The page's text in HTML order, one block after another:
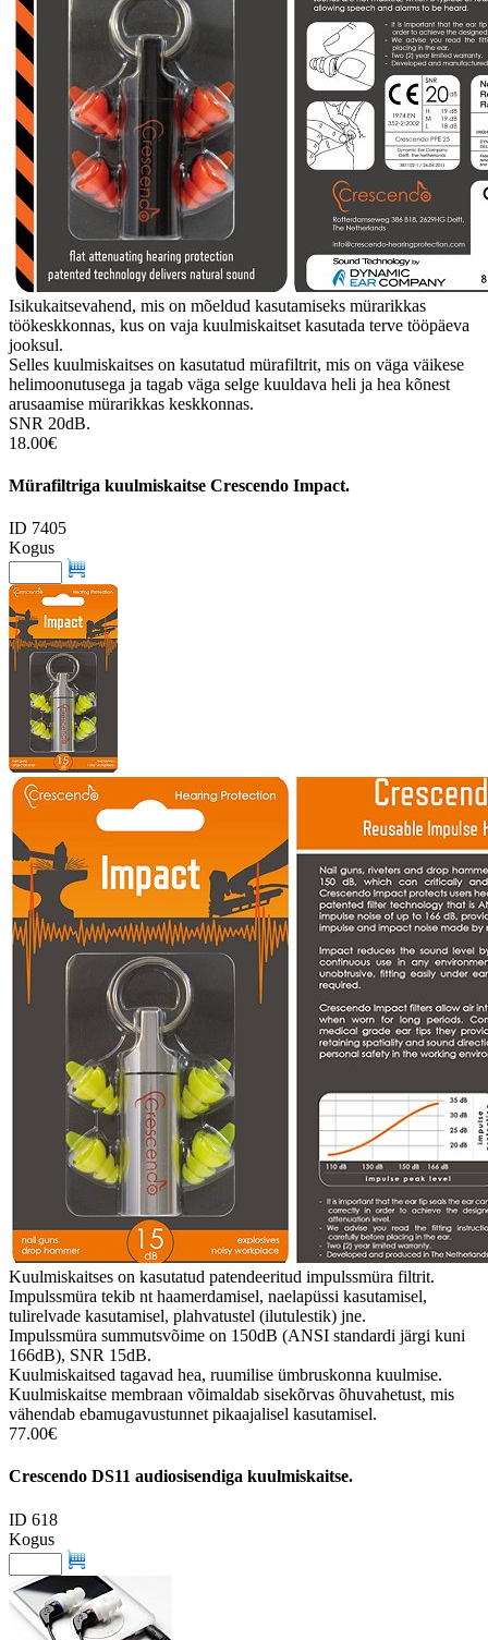
Isikukaitsevahend, mis on mõeldud kasutamiseks mürarikkas
töökeskkonnas, kus on vaja kuulmiskaitset kasutada terve tööpäeva
jooksul.
Selles kuulmiskaitses on kasutatud mürafiltrit, mis on väga väikese
helimoonutusega ja tagab väga selge kuuldava heli ja hea kõnest
arusaamise mürarikkas keskkonnas.
SNR 20dB.
18.00€
Mürafiltriga kuulmiskaitse Crescendo Impact.
ID 7405
Kogus
Kuulmiskaitses on kasutatud patendeeritud impulssmüra filtrit.
Impulssmüra tekib nt haamerdamisel, naelapüssi kasutamisel,
tulirelvade kasutamisel, plahvatustel (ilutulestik) jne.
Impulssmüra summutsvõime on 150dB (ANSI standardi järgi kuni
166dB), SNR 15dB.
Kuulmiskaitsed tagavad hea, ruumilise ümbruskonna kuulmise.
Kuulmiskaitse membraan võimaldab sisekõrvas õhuvahetust, mis
vähendab ebamugavustunnet pikaajalisel kasutamisel.
77.00€
Crescendo DS11 audiosisendiga kuulmiskaitse.
ID 618
Kogus